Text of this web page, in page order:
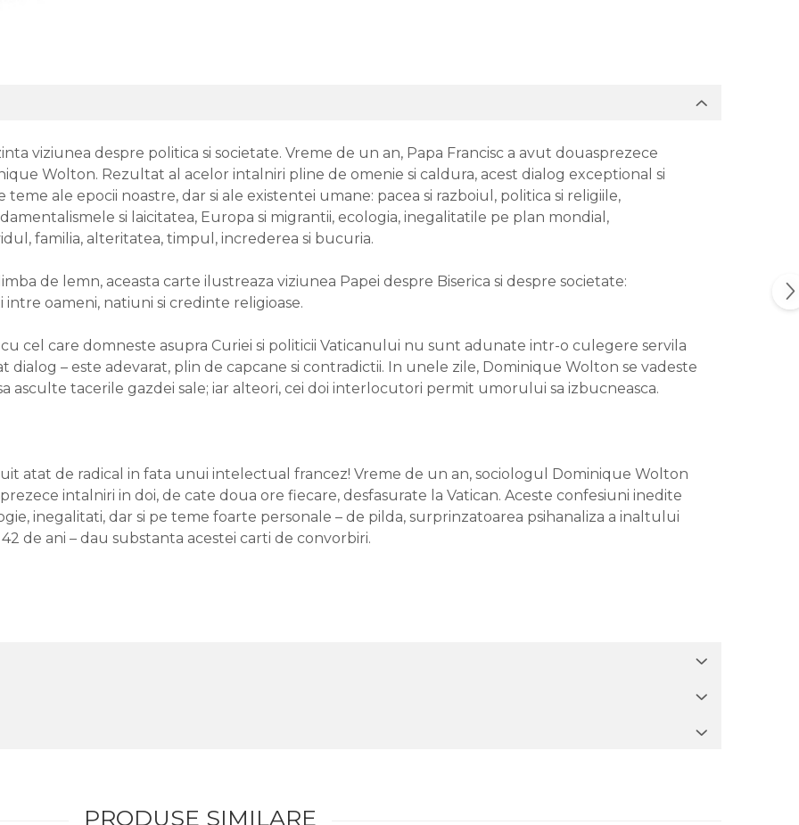
viziunea despre politica si societate. Vreme de un an, Papa Francisc a avut douasprezece
Wolton. Rezultat al acelor intalniri pline de omenie si caldura, acest dialog exceptional si
ale epocii noastre, dar si ale existentei umane: pacea si razboiul, politica si religiile,
si laicitatea, Europa si migrantii, ecologia, inegalitatile pe plan mondial,
familia, alteritatea, timpul, increderea si bucuria.
de lemn, aceasta carte ilustreaza viziunea Papei despre Biserica si despre societate:
oameni, natiuni si credinte religioase.
cel care domneste asupra Curiei si politicii Vaticanului nu sunt adunate intr-o culegere servila
dialog – este adevarat, plin de capcane si contradictii. In unele zile, Dominique Wolton se vadeste
asculte tacerile gazdei sale; iar alteori, cei doi interlocutori permit umorului sa izbucneasca.
atat de radical in fata unui intelectual francez! Vreme de un an, sociologul Dominique Wolton
intalniri in doi, de cate doua ore fiecare, desfasurate la Vatican. Aceste confesiuni inedite
inegalitati, dar si pe teme foarte personale – de pilda, surprinzatoarea psihanaliza a inaltului
de ani – dau substanta acestei carti de convorbiri.
PRODUSE SIMILARE